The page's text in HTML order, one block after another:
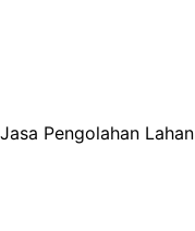
Jasa Pengolahan Lahan